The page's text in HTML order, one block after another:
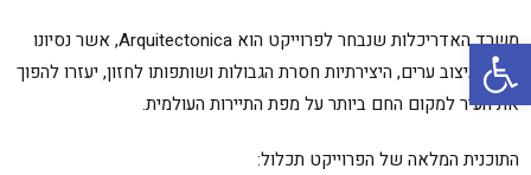
פתח סרגל נגישות
משרד האדריכלות שנבחר לפרוייקט הוא Arquitectonica, אשר נסיונו
הרב בעיצוב ערים, היצירתיות חסרת הגבולות ושותפותו לחזון, יעזרו להפוך
את העיר למקום החם ביותר על מפת התיירות העולמית.
התוכנית המלאה של הפרוייקט תכלול: